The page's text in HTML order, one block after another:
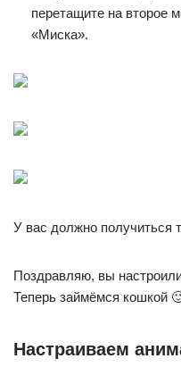
перетащите на второе
«Миска».
У вас должно получиться
Поздравляю, вы
Теперь займёмся кошкой
Настраиваем